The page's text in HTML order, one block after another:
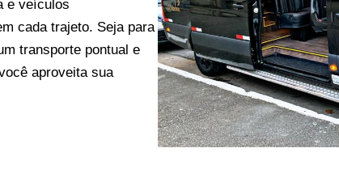
e veículos
cada trajeto. Seja para
transporte pontual e
aproveita sua